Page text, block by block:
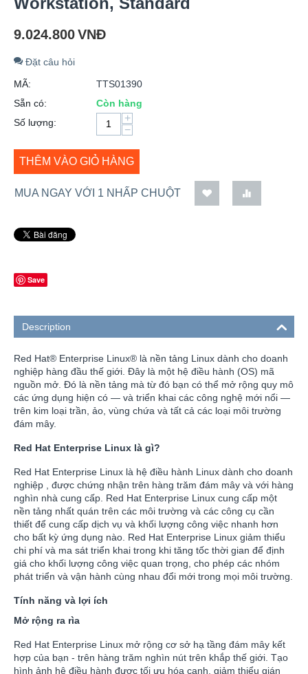
9.024.800VNĐ
Đặt câu hỏi
MÃ:
TTS01390
Sẵn có:
Còn hàng
Số lượng:
+
−
THÊM VÀO GIỎ HÀNG
MUA NGAY VỚI 1 NHẤP CHUỘT
Save
Description
Red Hat® Enterprise Linux® là nền tảng Linux dành cho doanh
nghiệp hàng đầu thế giới. Đây là một hệ điều hành (OS) mã
nguồn mở. Đó là nền tảng mà từ đó bạn có thể mở rộng quy mô
các ứng dụng hiện có — và triển khai các công nghệ mới nổi —
trên kim loại trần, ảo, vùng chứa và tất cả các loại môi trường
đám mây.
Red Hat Enterprise Linux là gì?
Red Hat Enterprise Linux là hệ điều hành Linux dành cho doanh
nghiệp , được chứng nhận trên hàng trăm đám mây và với hàng
nghìn nhà cung cấp. Red Hat Enterprise Linux cung cấp một
nền tảng nhất quán trên các môi trường và các công cụ cần
thiết để cung cấp dịch vụ và khối lượng công việc nhanh hơn
cho bất kỳ ứng dụng nào. Red Hat Enterprise Linux giảm thiểu
chi phí và ma sát triển khai trong khi tăng tốc thời gian để định
giá cho khối lượng công việc quan trọng, cho phép các nhóm
phát triển và vận hành cùng nhau đổi mới trong mọi môi trường.
Tính năng và lợi ích
Mở rộng ra rìa
Red Hat Enterprise Linux mở rộng cơ sở hạ tầng đám mây kết
hợp của bạn - trên hàng trăm nghìn nút trên khắp thế giới. Tạo
hình ảnh hệ điều hành được tối ưu hóa cạnh, giảm thiểu gián